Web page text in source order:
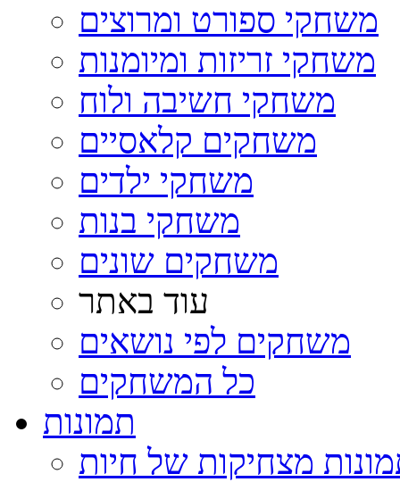
משחקי ספורט ומרוצים
משחקי זריזות ומיומנות
משחקי חשיבה ולוח
משחקים קלאסיים
משחקי ילדים
משחקי בנות
משחקים שונים
עוד באתר
משחקים לפי נושאים
כל המשחקים
תמונות
מצחיקות של חיות